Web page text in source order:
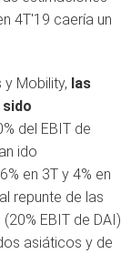
4T'19 caería un
Mobility, las
del EBIT de
ido
en 3T y 4% en
repunte de las
EBIT de DAI)
asiáticos y de